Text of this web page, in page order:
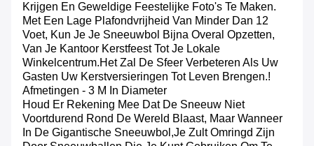
Krijgen En Geweldige Feestelijke Foto's Te Maken.
Met Een Lage Plafondvrijheid Van Minder Dan 12
Voet, Kun Je Je Sneeuwbol Bijna Overal Opzetten,
Van Je Kantoor Kerstfeest Tot Je Lokale
Winkelcentrum.Het Zal De Sfeer Verbeteren Als Uw
Gasten Uw Kerstversieringen Tot Leven Brengen.!
Afmetingen - 3 M In Diameter
Houd Er Rekening Mee Dat De Sneeuw Niet
Voortdurend Rond De Wereld Blaast, Maar Wanneer
In De Gigantische Sneeuwbol,Je Zult Omringd Zijn